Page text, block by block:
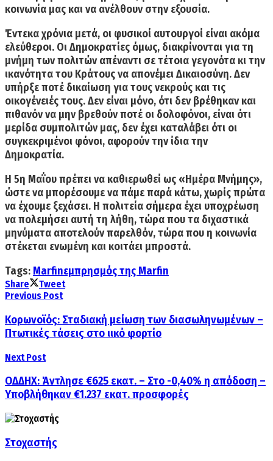
κοινωνία μας και να ανέλθουν στην εξουσία.
Έντεκα χρόνια μετά, οι φυσικοί αυτουργοί είναι ακόμα
ελεύθεροι. Οι Δημοκρατίες όμως, διακρίνονται για τη
μνήμη των πολιτών απέναντι σε τέτοια γεγονότα κι την
ικανότητα του Κράτους να απονέμει Δικαιοσύνη.Δεν
υπήρξε ποτέ δικαίωση για τους νεκρούςκαι τις
οικογένειές τους.Δεν είναι μόνο, ότι δεν βρέθηκαν και
πιθανόν να μην βρεθούν ποτέ οι δολοφόνοι, είναι ότι
μερίδα συμπολιτών μας, δεν έχει καταλάβει ότι οι
συγκεκριμένοι φόνοι, αφορούν την ίδια την
Δημοκρατία.
Η 5η Μαΐου πρέπει να καθιερωθεί ως «Ημέρα Μνήμης»,
ώστε να μπορέσουμε να πάμε παρά κάτω, χωρίς πρώτα
να έχουμε ξεχάσει. Η πολιτεία σήμερα έχει υποχρέωση
να πολεμήσει αυτή τη λήθη, τώρα που τα διχαστικά
μηνύματα αποτελούν παρελθόν,τώρα που η κοινωνία
στέκεται ενωμένη και κοιτάει μπροστά.
Tags: Marfinεμπρησμός της Marfin
Share
Tweet
Previous Post
Κορωνοϊός: Σταδιακή μείωση των διασωληνωμένων –
Πτωτικές τάσεις στο ιικό φορτίo
Next Post
ΟΔΔΗΧ: Άντλησε €625 εκατ. – Στο -0,40% η απόδοση –
Υποβλήθηκαν €1.237 εκατ. προ­­­σφο­ρές
Στοχαστής